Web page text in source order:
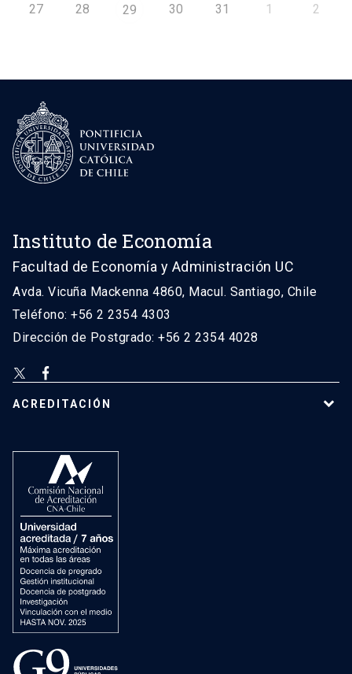
27 28 29 30 31 1 2
Instituto de Economía
Facultad de Economía y Administración UC
Avda. Vicuña Mackenna 4860, Macul. Santiago, Chile
Teléfono: +56 2 2354 4303
Dirección de Postgrado: +56 2 2354 4028
ACREDITACIÓN